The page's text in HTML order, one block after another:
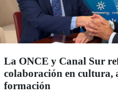
La ONCE y Canal Sur
colaboración en cultura,
formación